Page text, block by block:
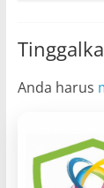
Anda harus